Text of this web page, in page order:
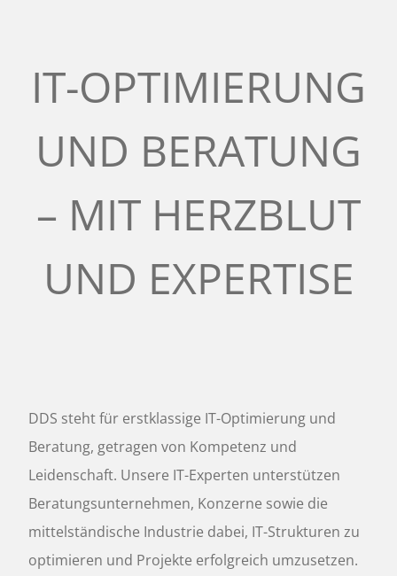
l
n
S
IT-OPTIMIERUNG
UND BERATUNG
– MIT HERZBLUT
UND EXPERTISE
DDS steht für erstklassige IT-Optimierung und
Beratung, getragen von Kompetenz und
Leidenschaft. Unsere IT-Experten unterstützen
Beratungsunternehmen, Konzerne sowie die
mittelständische Industrie dabei, IT-Strukturen zu
optimieren und Projekte erfolgreich umzusetzen.